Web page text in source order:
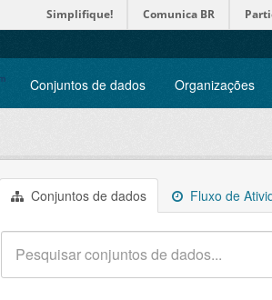
Simplifique! Comunica BR
Conjuntos de dados Organizações
Conjuntos de dados Fluxo de